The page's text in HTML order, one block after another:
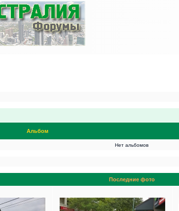
Альбом
Нет альбомов
Последние фото